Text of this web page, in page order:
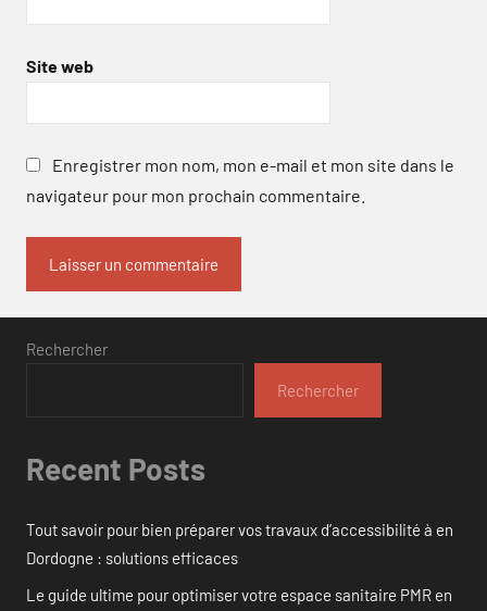
Site web
Enregistrer mon nom, mon e-mail et mon site dans le
navigateur pour mon prochain commentaire.
Rechercher
Rechercher
Recent Posts
Tout savoir pour bien préparer vos travaux d’accessibilité à en
Dordogne : solutions efficaces
Le guide ultime pour optimiser votre espace sanitaire PMR en